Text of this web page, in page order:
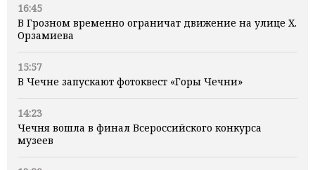
16:45
В Грозном временно ограничат движение на улице Х.
Орзамиева
15:57
В Чечне запускают фотоквест «Горы Чечни»
14:23
Чечня вошла в финал Всероссийского конкурса
музеев